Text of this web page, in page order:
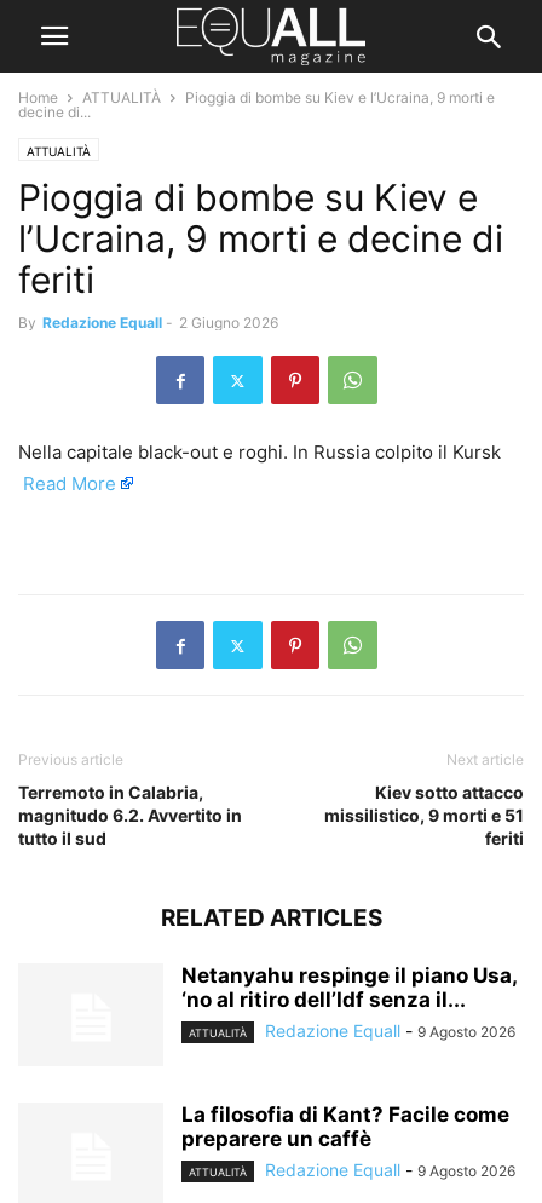
Home ATTUALITÀ
Pioggia di bombe su Kiev e l’Ucraina, 9 morti e
decine di...
ATTUALITÀ
Pioggia di bombe su Kiev e
l’Ucraina, 9 morti e decine di
feriti
By Redazione Equall - 2 Giugno 2026
Nella capitale black-out e roghi. In Russia colpito il Kursk ​
Read More
Previous article
Terremoto in Calabria,
magnitudo 6.2. Avvertito in
tutto il sud
Next article
Kiev sotto attacco
missilistico, 9 morti e 51
feriti
RELATED ARTICLES
Netanyahu respinge il piano Usa,
‘no al ritiro dell’Idf senza il...
ATTUALITÀ Redazione Equall - 9 Agosto 2026
La filosofia di Kant? Facile come
preparere un caffè
ATTUALITÀ Redazione Equall - 9 Agosto 2026